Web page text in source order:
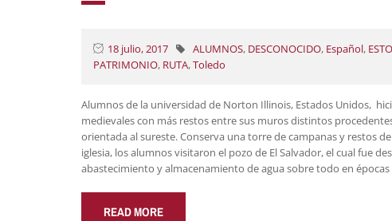
18 julio, 2017 ALUMNOS, DESCONOCIDO, Español, ESTO
PATRIMONIO, RUTA,Toledo
Alumnos de la universidad de Norton Illinois, Estados Unidos,
medievales con más restos entre sus muros distintos
orientada al sureste. Conserva una torre de campanas y restos
iglesia, los alumnos visitaron el pozo de El Salvador, el cual fue
abastecimiento y almacenamiento de agua sobre todo en épocas
READ MORE